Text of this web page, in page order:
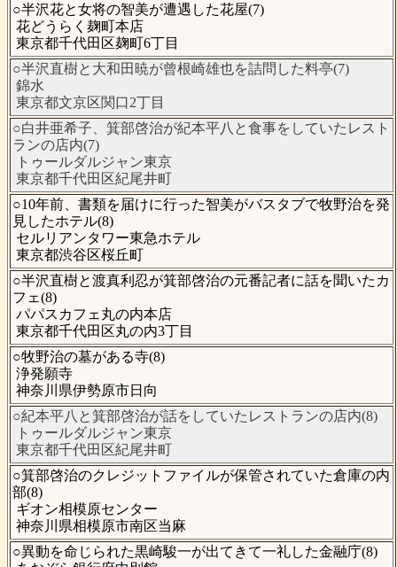
○半沢花と女将の智美が遭遇した花屋(7)
花どうらく麹町本店
東京都千代田区麹町6丁目
○半沢直樹と大和田暁が曾根崎雄也を詰問した料亭(7)
錦水
東京都文京区関口2丁目
○白井亜希子、箕部啓治が紀本平八と食事をしていたレスト
ランの店内(7)
トゥールダルジャン東京
東京都千代田区紀尾井町
○10年前、書類を届けに行った智美がバスタブで牧野治を発
見したホテル(8)
セルリアンタワー東急ホテル
東京都渋谷区桜丘町
○半沢直樹と渡真利忍が箕部啓治の元番記者に話を聞いたカ
フェ(8)
パパスカフェ丸の内本店
東京都千代田区丸の内3丁目
○牧野治の墓がある寺(8)
浄発願寺
神奈川県伊勢原市日向
○紀本平八と箕部啓治が話をしていたレストランの店内(8)
トゥールダルジャン東京
東京都千代田区紀尾井町
○箕部啓治のクレジットファイルが保管されていた倉庫の内
部(8)
ギオン相模原センター
神奈川県相模原市南区当麻
○異動を命じられた黒崎駿一が出てきて一礼した金融庁(8)